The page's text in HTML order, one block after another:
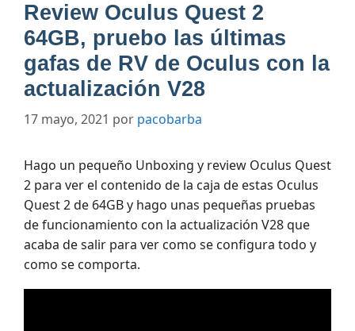
Review Oculus Quest 2
64GB, pruebo las últimas
gafas de RV de Oculus con la
actualización V28
17 mayo, 2021 por pacobarba
Hago un pequeño Unboxing y review Oculus Quest
2 para ver el contenido de la caja de estas Oculus
Quest 2 de 64GB y hago unas pequeñas pruebas
de funcionamiento con la actualización V28 que
acaba de salir para ver como se configura todo y
como se comporta.